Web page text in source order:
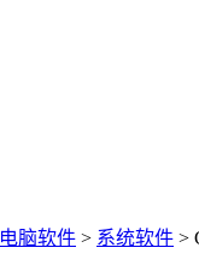
电脑软件 > 系统软件 >